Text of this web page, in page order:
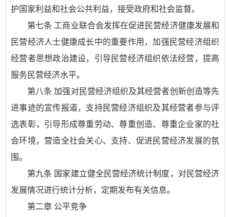
护国家利益和社会公共利益，接受政府和社会监督。
第七条 工商业联合会发挥在促进民营经济健康发展和
民营经济人士健康成长中的重要作用，加强民营经济组织
经营者思想政治建设，引导民营经济组织依法经营，提高
服务民营经济水平。
第八条 加强对民营经济组织及其经营者创新创造等先
进事迹的宣传报道，支持民营经济组织及其经营者参与评
选表彰，引导形成尊重劳动、尊重创造、尊重企业家的社
会环境，营造全社会关心、支持、促进民营经济发展的氛
围。
第九条 国家建立健全民营经济统计制度，对民营经济
发展情况进行统计分析，定期发布有关信息。
第二章 公平竞争